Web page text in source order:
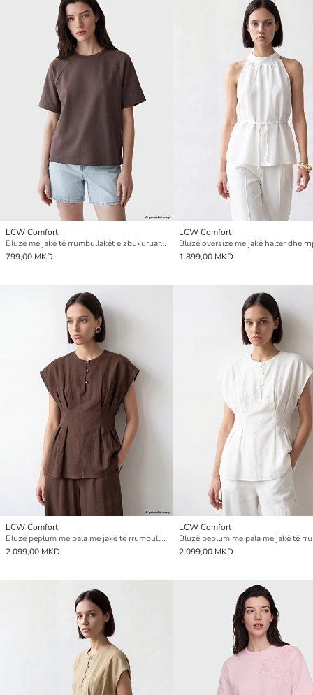
LCW Comfort
Bluzë me jakë të rrumbullakët e zbukuruar me gurë vezullues për gra
799,00 MKD
LCW Comfort
1.899,00 MKD
LCW Comfort
Bluzë peplum me pala me jakë të rrumbullakët për gra
2.099,00 MKD
LCW Comfort
2.099,00 MKD